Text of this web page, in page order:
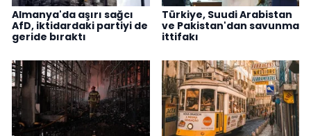
Almanya'da aşırı sağcı
AfD, iktidardaki partiyi de
geride bıraktı
Türkiye, Suudi Arabistan
ve Pakistan'dan savunma
ittifakı